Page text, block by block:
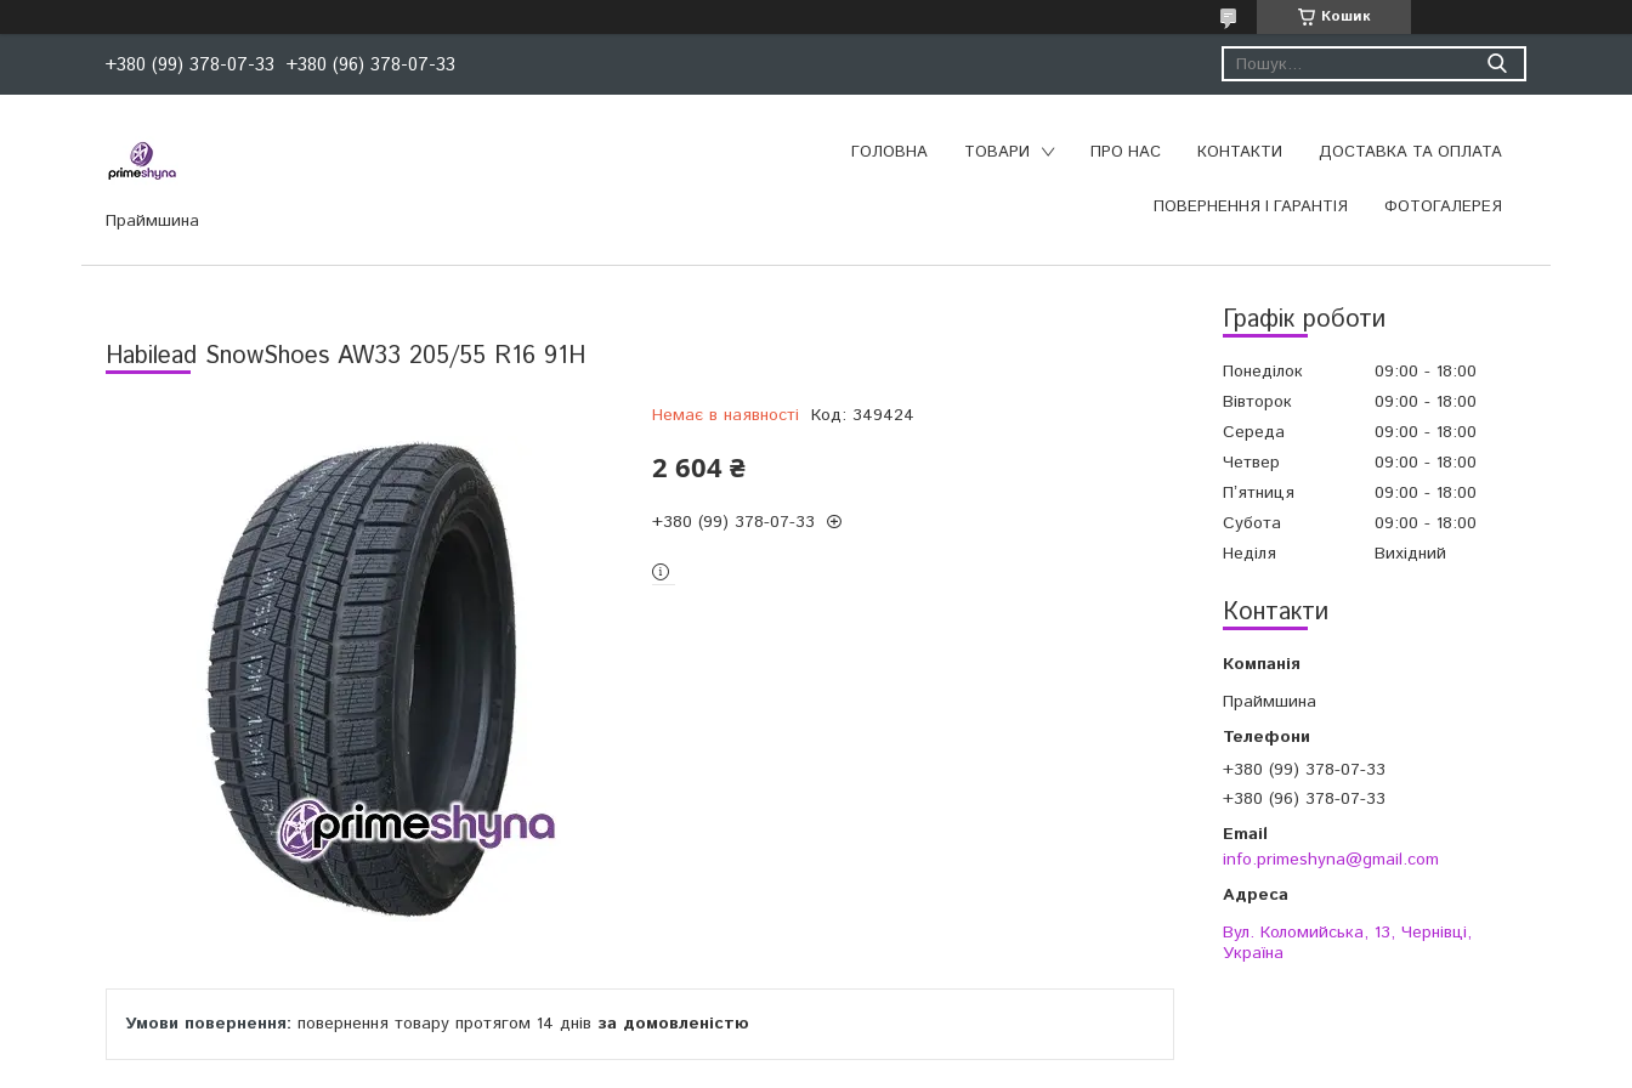
Кошик
+380 (99) 378-07-33 +380 (96) 378-07-33
Праймшина
ГОЛОВНА ТОВАРИ ПРО НАС КОНТАКТИ ДОСТАВКА ТА ОПЛАТА
ПОВЕРНЕННЯ І ГАРАНТІЯ ФОТОГАЛЕРЕЯ
Графік роботи
Понеділок 09:00
18:00
Вівторок
09:00
18:00
Середа
09:00
18:00
Четвер
09:00
18:00
Пʼятниця
09:00
18:00
Субота
09:00
18:00
Неділя
Вихідний
Контакти
Праймшина
+380 (99) 378-07-33
+380 (96) 378-07-33
info.primeshyna@gmail.com
Вул. Коломийська, 13, Чернівці,
Україна
Habilead SnowShoes AW33 205/55 R16 91H
Немає в наявності Код: 349424
2 604 ₴
+380 (99) 378-07-33
повернення товару протягом 14 днів за домовленістю